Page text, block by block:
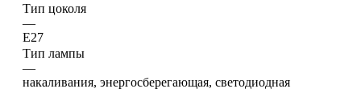
Тип цоколя
—
Е27
Тип лампы
—
накаливания, энергосберегающая, светодиодная